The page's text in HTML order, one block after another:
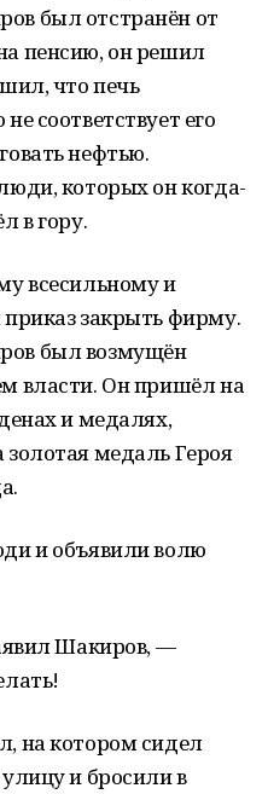
был отстранён от
пенсию, он решил
что печь
соответствует его
нефтью.
которых он когда-
в гору.
всесильному и
закрыть фирму.
был возмущён
власти. Он пришёл на
и медалях,
медаль Героя
и объявили волю
Шакиров, —
на котором сидел
и бросили в